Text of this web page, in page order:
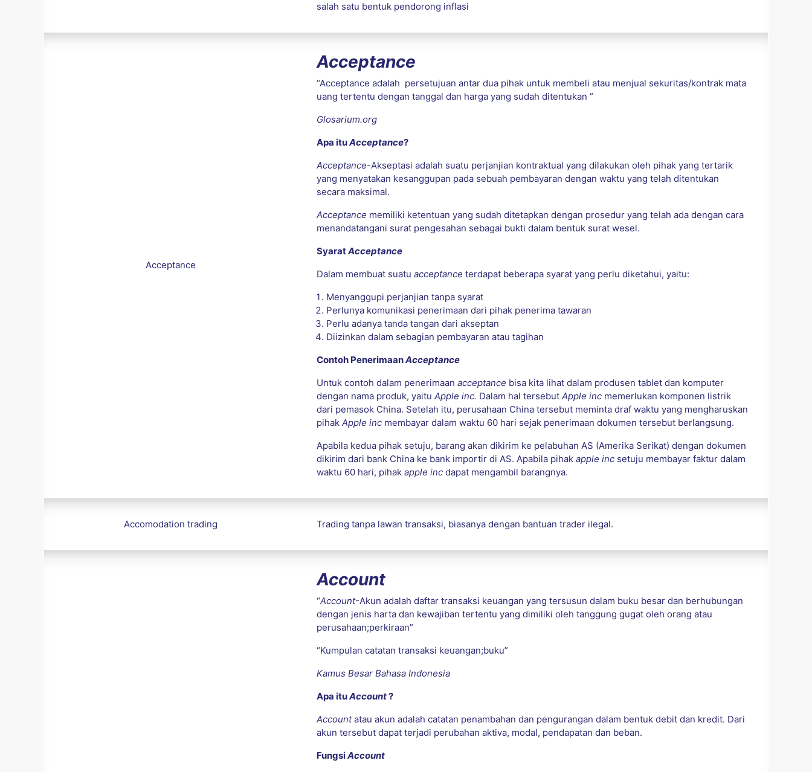
salah satu bentuk pendorong inflasi
Acceptance
Acceptance
“Acceptance adalah persetujuan antar dua pihak untuk membeli atau menjual sekuritas/kontrak mata
uang tertentu dengan tanggal dan harga yang sudah ditentukan ”
Glosarium.org
Apa ituAcceptance?
Acceptance-Akseptasi adalah suatu perjanjian kontraktual yang dilakukan oleh pihak yang tertarik
yang menyatakan kesanggupan pada sebuah pembayaran dengan waktu yang telah ditentukan
secara maksimal.
Acceptance memiliki ketentuan yang sudah ditetapkan dengan prosedur yang telah ada dengan cara
menandatangani surat pengesahan sebagai bukti dalam bentuk surat wesel.
SyaratAcceptance
Dalam membuat suatu acceptance terdapat beberapa syarat yang perlu diketahui, yaitu:
Menyanggupi perjanjian tanpa syarat
Perlunya komunikasi penerimaan dari pihak penerima tawaran
Perlu adanya tanda tangan dari akseptan
Diizinkan dalam sebagian pembayaran atau tagihan
Contoh PenerimaanAcceptance
Untuk contoh dalam penerimaan acceptance bisa kita lihat dalam produsen tablet dan komputer
dengan nama produk, yaitu Apple inc. Dalam hal tersebut Apple inc memerlukan komponen listrik
dari pemasok China. Setelah itu, perusahaan China tersebut meminta draf waktu yang mengharuskan
pihak Apple inc membayar dalam waktu 60 hari sejak penerimaan dokumen tersebut berlangsung.
Apabila kedua pihak setuju, barang akan dikirim ke pelabuhan AS (Amerika Serikat) dengan dokumen
dikirim dari bank China ke bank importir di AS. Apabila pihak apple inc setuju membayar faktur dalam
waktu 60 hari, pihak apple inc dapat mengambil barangnya.
Accomodation trading Trading tanpa lawan transaksi, biasanya dengan bantuan trader ilegal.
Account
“Account-Akun adalah daftar transaksi keuangan yang tersusun dalam buku besar dan berhubungan
dengan jenis harta dan kewajiban tertentu yang dimiliki oleh tanggung gugat oleh orang atau
perusahaan;perkiraan”
“Kumpulan catatan transaksi keuangan;buku”
Kamus Besar Bahasa Indonesia
Apa ituAccount?
Accountatau akun adalah catatan penambahan dan pengurangan dalam bentuk debit dan kredit. Dari
akun tersebut dapat terjadi perubahan aktiva, modal, pendapatan dan beban.
FungsiAccount